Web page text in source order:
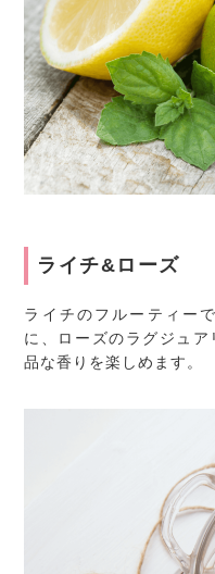
ライチ&ローズ
ライチのフルーティー
に、ローズのラグジュ
品な香りを楽しめます。